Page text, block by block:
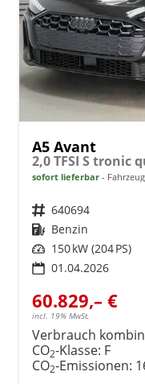
A5 Avant
2,0 TFSI S tronic
sofort lieferbar
Fahrzeugnr. 640694
Kraftstoff Benzin
Leistung 150 kW (204 PS)
01.04.2026
60.829,– €
incl. 19% MwSt.
Verbrauch
CO2-Klasse: F
CO2-Emissionen: